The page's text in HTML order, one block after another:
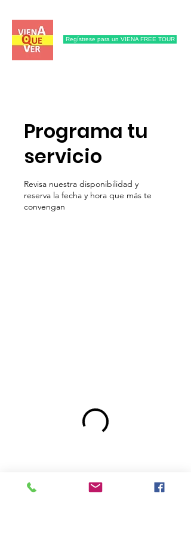
Regístrese para un VIENA FREE TOUR
Programa tu
servicio
Revisa nuestra disponibilidad y
reserva la fecha y hora que más te
convengan